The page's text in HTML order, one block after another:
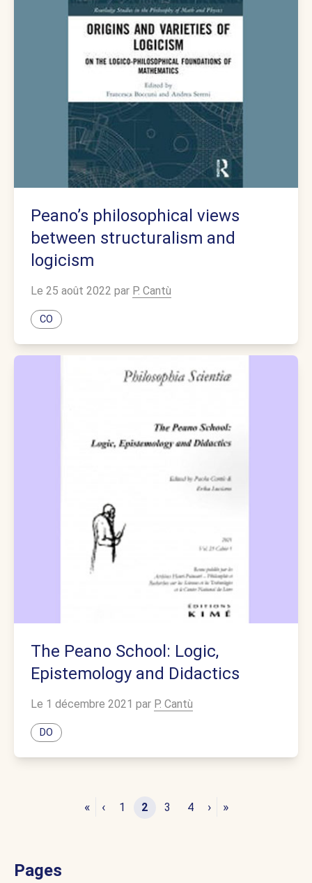
Peano’s philosophical views
between structuralism and
logicism
Le 25 août 2022 par P. Cantù
CO
The Peano School: Logic,
Epistemology and Didactics
Le 1 décembre 2021 par P. Cantù
DO
« ‹ 1 2 3 4 › »
Pages